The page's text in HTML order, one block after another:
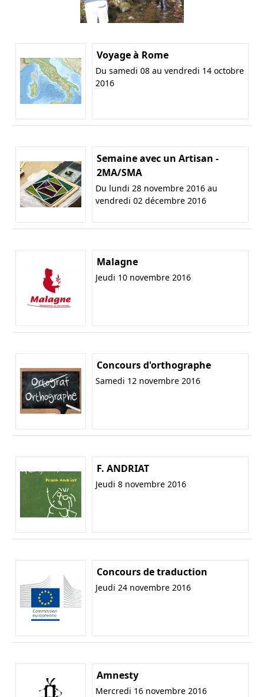
Voyage à Rome
Du samedi 08 au vendredi 14 octobre
2016
Semaine avec un Artisan -
2MA/SMA
Du lundi 28 novembre 2016 au
vendredi 02 décembre 2016
Malagne
Jeudi 10 novembre 2016
Concours d'orthographe
Samedi 12 novembre 2016
F. ANDRIAT
Jeudi 8 novembre 2016
Concours de traduction
Jeudi 24 novembre 2016
Amnesty
Mercredi 16 novembre 2016